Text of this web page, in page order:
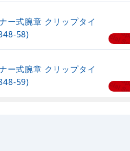
ー式腕章 クリップタイ
58)
ー式腕章 クリップタイ
59)